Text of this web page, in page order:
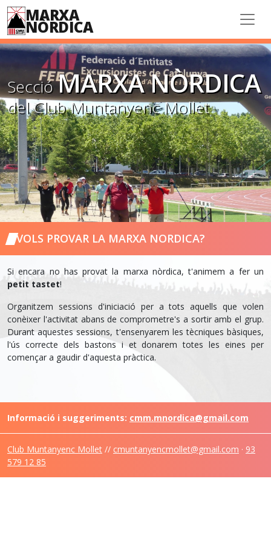
MARXA
NÒRDICA
SeccióMARXA NÒRDICA
del Club Muntanyenc Mollet
VOLS PROVAR LA MARXA NORDICA?
Si encara no has provat la marxa nòrdica, t'animem a fer un
petit tastet!
Organitzem sessions d'iniciació per a tots aquells que volen
conèixer l'activitat abans de comprometre's a sortir amb el grup.
Durant aquestes sessions, t'ensenyarem les tècniques bàsiques,
l'ús correcte dels bastons i et donarem totes les eines per
començar a gaudir d'aquesta pràctica.
Informació i suggeriments: cmm.mnordica@gmail.com
Club Muntanyenc Mollet // cmuntanyencmollet@gmail.com · 93
579 12 85